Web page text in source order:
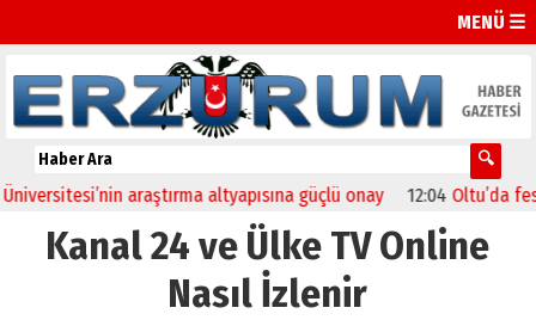
MENÜ ☰
araştırma altyapısına güçlü onay 12:04 Oltu’da festival
Kanal 24 ve Ülke TV Online
Nasıl İzlenir